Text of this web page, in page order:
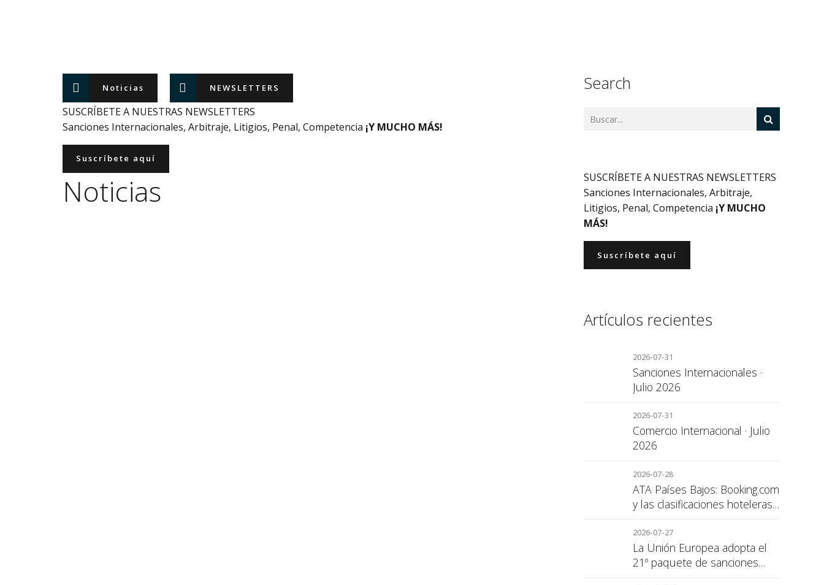
Noticias NEWSLETTERS
SUSCRÍBETE A NUESTRAS NEWSLETTERS
Sanciones Internacionales, Arbitraje, Litigios, Penal, Competencia ¡Y MUCHO MÁS!
Suscríbete aquí
Noticias
Search
SUSCRÍBETE A NUESTRAS NEWSLETTERS
Sanciones Internacionales, Arbitraje,
Litigios, Penal, Competencia ¡Y MUCHO
MÁS!
Suscríbete aquí
Artículos recientes
2026-07-31
Sanciones Internacionales ·
Julio 2026
2026-07-31
Comercio Internacional · Julio
2026
2026-07-28
ATA Países Bajos: Booking.com
y las clasificaciones hoteleras,
para el consumidor
2026-07-27
La Unión Europea adopta el
21º paquete de sanciones